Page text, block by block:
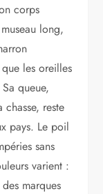
corps
long,
les oreilles
queue,
reste
pays. Le poil
sans
varient :
marques